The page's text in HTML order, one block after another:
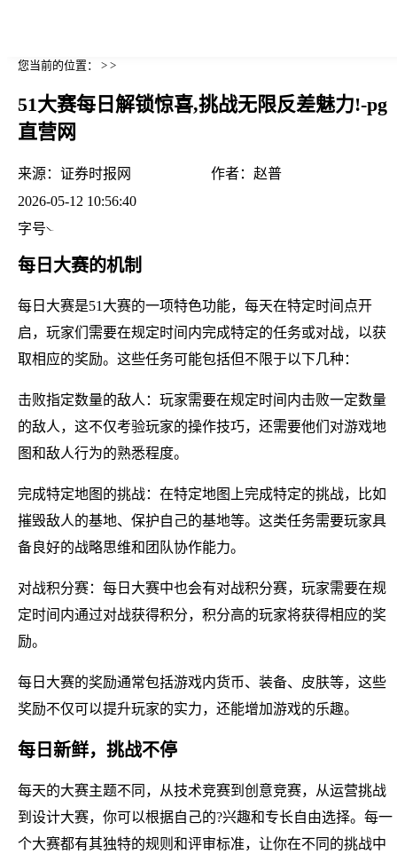
您当前的位置： > >
51大赛每日解锁惊喜,挑战无限反差魅力!-pg
直营网
来源： 证券时报网 作者： 赵普
2026-05-12 10:56:40
字号
每日大赛的机制
每日大赛是51大赛的一项特色功能，每天在特定时间点开
启，玩家们需要在规定时间内完成特定的任务或对战，以获
取相应的奖励。这些任务可能包括但不限于以下几种：
击败指定数量的敌人：玩家需要在规定时间内击败一定数量
的敌人，这不仅考验玩家的操作技巧，还需要他们对游戏地
图和敌人行为的熟悉程度。
完成特定地图的挑战：在特定地图上完成特定的挑战，比如
摧毁敌人的基地、保护自己的基地等。这类任务需要玩家具
备良好的战略思维和团队协作能力。
对战积分赛：每日大赛中也会有对战积分赛，玩家需要在规
定时间内通过对战获得积分，积分高的玩家将获得相应的奖
励。
每日大赛的奖励通常包括游戏内货币、装备、皮肤等，这些
奖励不仅可以提升玩家的实力，还能增加游戏的乐趣。
每日新鲜，挑战不停
每天的大赛主题不同，从技术竞赛到创意竞赛，从运营挑战
到设计大赛，你可以根据自己的?兴趣和专长自由选择。每一
个大赛都有其独特的规则和评审标准，让你在不同的挑战中